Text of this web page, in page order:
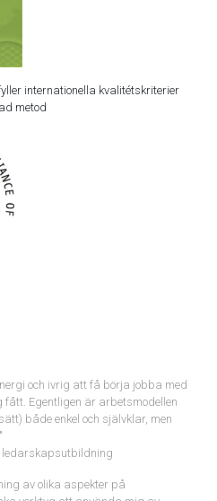
internationella kvalitétskriterier
metod
och ivrig att få börja jobba med
fått. Egentligen är arbetsmodellen
både enkel och självklar, men
ledarskapsutbildning
av olika aspekter på